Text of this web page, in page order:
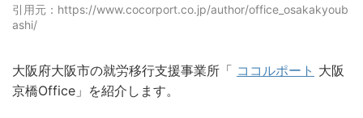
引用元：https://www.cocorport.co.jp/author/office_osakakyoub
ashi/
大阪府大阪市の就労移行支援事業所「 ココルポート 大阪
京橋Office」を紹介します。